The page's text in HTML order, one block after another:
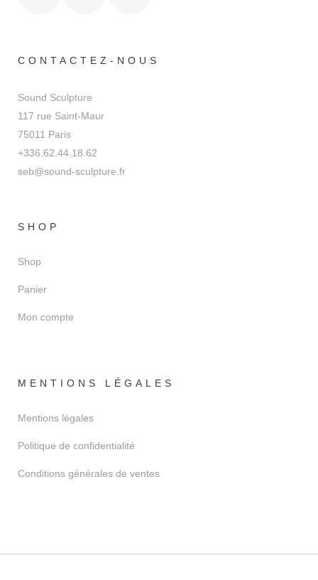
CONTACTEZ-NOUS
Sound Sculpture
117 rue Saint-Maur
75011 Paris
+336.62.44.18.62
seb@sound-sculpture.fr
SHOP
Shop
Panier
Mon compte
MENTIONS LÉGALES
Mentions légales
Politique de confidentialité
Conditions générales de ventes